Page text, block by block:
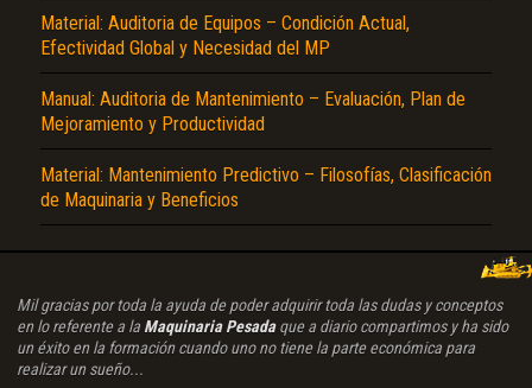
Material: Auditoria de Equipos – Condición Actual,
Efectividad Global y Necesidad del MP
Manual: Auditoria de Mantenimiento – Evaluación, Plan de
Mejoramiento y Productividad
Material: Mantenimiento Predictivo – Filosofías, Clasificación
de Maquinaria y Beneficios
Mil gracias por toda la ayuda de poder adquirir toda las dudas y conceptos
en lo referente a la Maquinaria Pesadaque a diario compartimos y ha sido
un éxito en la formación cuando uno no tiene la parte económica para
realizar un sueño...